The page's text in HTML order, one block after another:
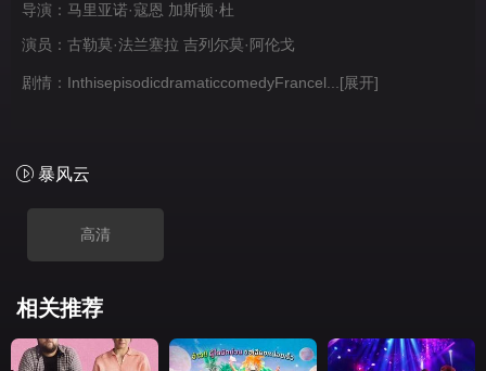
导演： 马里亚诺·寇恩 加斯顿·杜
演员： 古勒莫·法兰塞拉 吉列尔莫·阿伦戈
剧情： InthisepisodicdramaticcomedyFrancel... [展开]
暴风云
高清
相关推荐